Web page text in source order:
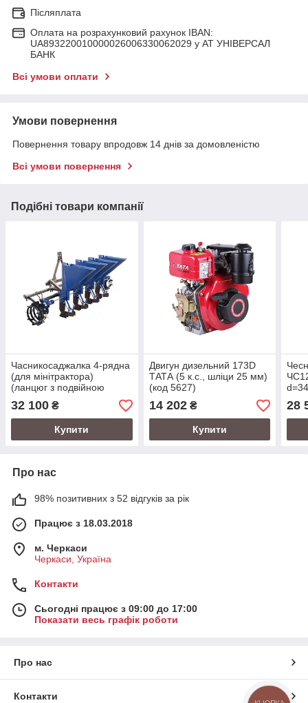
Післяплата
Оплата на розрахунковий рахунок IBAN:
UA893220010000026006330062029 у АТ УНІВЕРСАЛ
БАНК
Всі умови оплати
Умови повернення
Повернення товару впродовж 14 днів за домовленістю
Всі умови повернення
Подібні товари компанії
Часникосаджалка 4-рядна
(для мінітрактора)
(ланцюг з подвійною
ложкою Ø34, Ø24,5)
32 100 ₴
Купити
Двигун дизельний 173D
ТАТА (5 к.с., шліци 25 мм)
(код 5627)
14 202₴
Купити
28
Про нас
98% позитивних з 52 відгуків за рік
Працює з 18.03.2018
м. Черкаси
Черкаси, Україна
Контакти
Сьогодні працює з 09:00 до 17:00
Показати весь графік роботи
Про нас
Контакти